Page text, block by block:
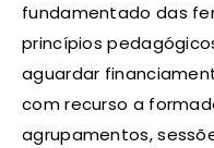
fundamentado das
princípios
aguardar
com recurso a
agrupamentos,